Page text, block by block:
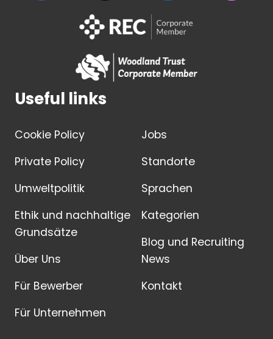
Useful links
Cookie Policy
Private Policy
Umweltpolitik
Ethik und nachhaltige
Grundsätze
Über Uns
Für Bewerber
Für Unternehmen
Jobs
Standorte
Sprachen
Kategorien
Blog und Recruiting
News
Kontakt